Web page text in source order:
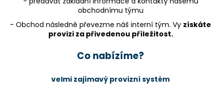
obchodnímu týmu
- Obchod následně převezme náš interní tým. Vy získáte
provizi za přivedenou příležitost.
Co nabízíme?
velmi zajímavý provizní systém